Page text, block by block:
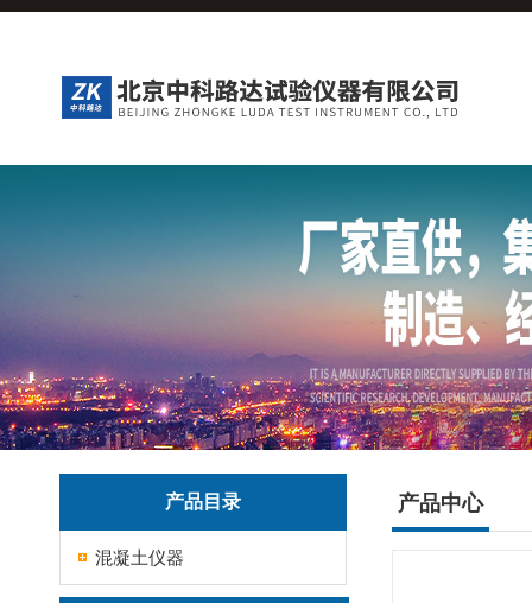
产品目录
混凝土仪器
产品中心